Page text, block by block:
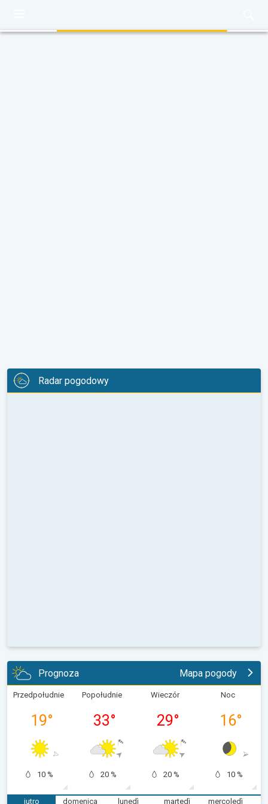
Radar pogodowy
Prognoza Mapa pogody
Przedpołudnie
19°
10 %
Popołudnie
33°
20 %
Wieczór
29°
20 %
Noc
16°
10 %
jutro
domenica
lunedì
martedì
mercoledì